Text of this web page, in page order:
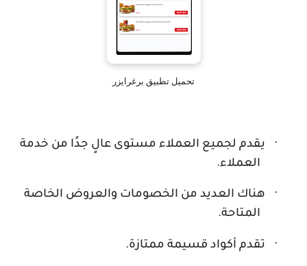
تحميل تطبيق برغرايزر
·
يقدم لجميع العملاء مستوى عالٍ جدًا من خدمة
العملاء.
·
هناك العديد من الخصومات والعروض الخاصة
المتاحة.
· تقدم أكواد قسيمة ممتازة.